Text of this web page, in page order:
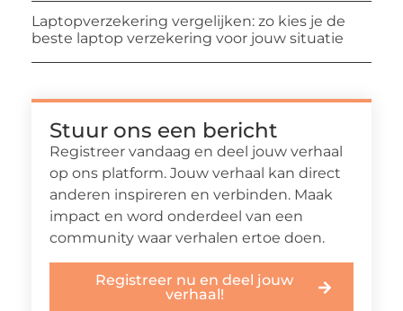
Laptopverzekering vergelijken: zo kies je de
beste laptop verzekering voor jouw situatie
Stuur ons een bericht
Registreer vandaag en deel jouw verhaal
op ons platform. Jouw verhaal kan direct
anderen inspireren en verbinden. Maak
impact en word onderdeel van een
community waar verhalen ertoe doen.
Registreer nu en deel jouw
verhaal!